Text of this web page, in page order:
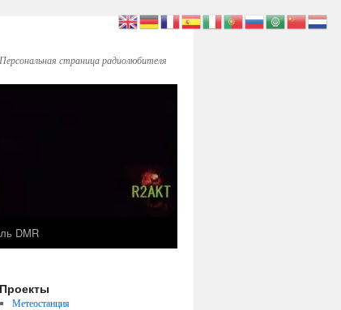
Персональная страница радиолюбителя
DMR
Проекты
Метеостанция